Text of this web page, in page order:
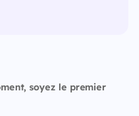
soyez le premier